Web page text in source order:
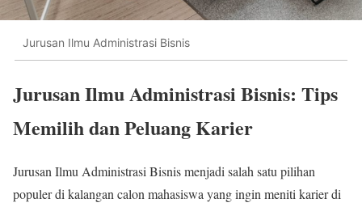
Jurusan Ilmu Administrasi Bisnis
Jurusan Ilmu Administrasi Bisnis: Tips
Memilih dan Peluang Karier
Jurusan Ilmu Administrasi Bisnis menjadi salah satu pilihan
populer di kalangan calon mahasiswa yang ingin meniti karier di